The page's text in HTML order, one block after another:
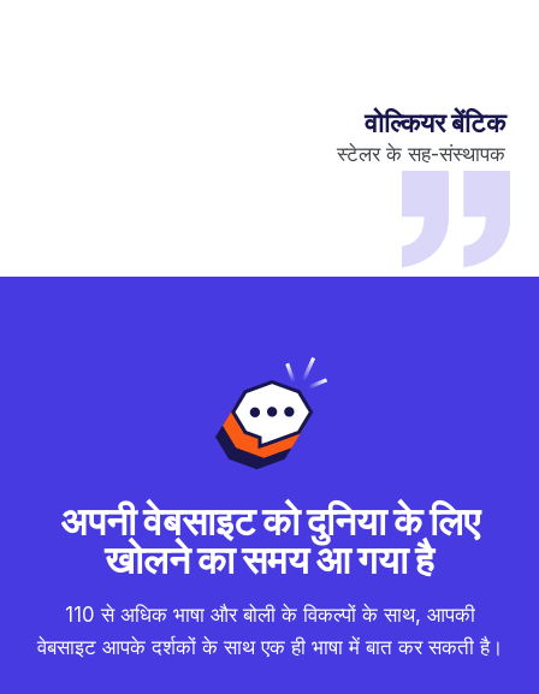
वोल्कियर बेंटिक
स्टेलर के सह-संस्थापक
अपनी वेबसाइट को दुनिया के लिए
खोलने का समय आ गया है
110 से अधिक भाषा और बोली के विकल्पों के साथ, आपकी
वेबसाइट आपके दर्शकों के साथ एक ही भाषा में बात कर सकती है।